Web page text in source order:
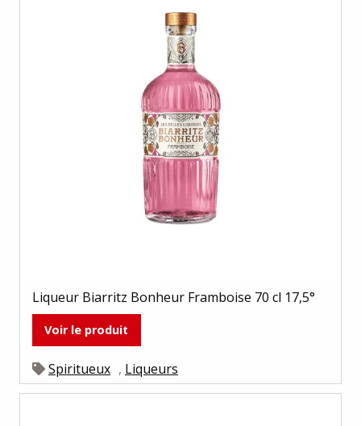
Liqueur Biarritz Bonheur Framboise 70 cl 17,5°
Voir le produit
Spiritueux , Liqueurs